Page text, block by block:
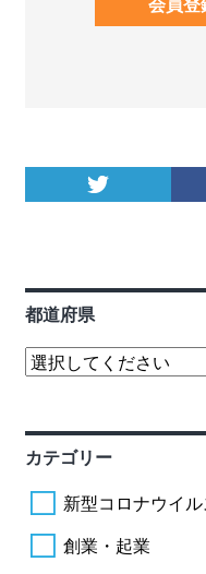
都道府県
カテゴリー
新型コロナウイル
創業・起業